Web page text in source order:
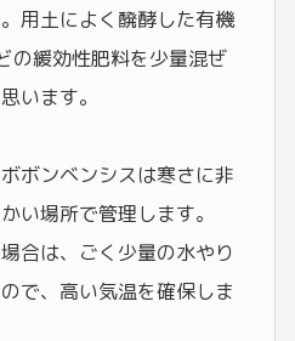
用土によく醗酵した有機
の緩効性肥料を少量混ぜ
います。
ボンベンシスは寒さに非
い場所で管理します。
合は、ごく少量の水やり
で、高い気温を確保しま